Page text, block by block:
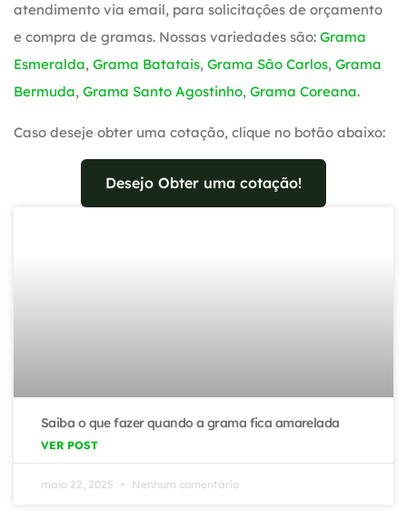
atendimento via email, para solicitações de orçamento
e compra de gramas. Nossas variedades são: Grama
Esmeralda, Grama Batatais, Grama São Carlos, Grama
Bermuda, Grama Santo Agostinho, Grama Coreana.
Caso deseje obter uma cotação, clique no botão abaixo:
Desejo Obter uma cotação!
Saiba o que fazer quando a grama fica amarelada
VER POST
maio 22, 2025 Nenhum comentário